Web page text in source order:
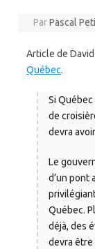
ParPascal
Article de
Québec.
Si
de
devra
Le
d’un pont
Québec.
déjà, des
devra être